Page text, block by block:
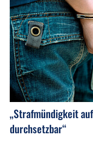
„Strafmündigkeit
durchsetzbar“